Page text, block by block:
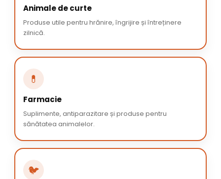
Animale de curte
Produse utile pentru hrănire, îngrijire și întreținere
zilnică.
💊
Farmacie
Suplimente, antiparazitare și produse pentru
sănătatea animalelor.
🐦